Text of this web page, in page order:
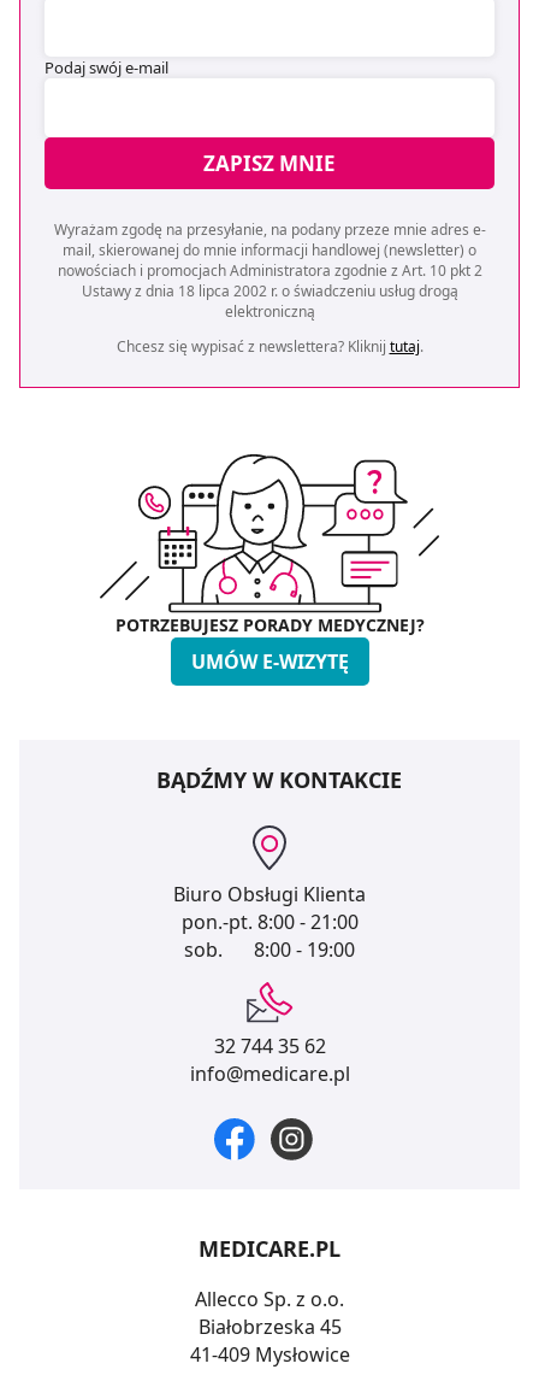
Podaj swój e-mail
ZAPISZ MNIE
Wyrażam zgodę na przesyłanie, na podany przeze mnie adres e-
mail, skierowanej do mnie informacji handlowej (newsletter) o
nowościach i promocjach Administratora zgodnie z Art. 10 pkt 2
Ustawy z dnia 18 lipca 2002 r. o świadczeniu usług drogą
elektroniczną
Chcesz się wypisać z newslettera? Kliknij tutaj.
POTRZEBUJESZ PORADY MEDYCZNEJ?
UMÓW E-WIZYTĘ
BĄDŹMY W KONTAKCIE
Biuro Obsługi Klienta
pon.-pt. 8:00 - 21:00
sob.
8:00 - 19:00
32 744 35 62
info@medicare.pl
MEDICARE.PL
Allecco Sp. z o.o.
Białobrzeska 45
41-409 Mysłowice